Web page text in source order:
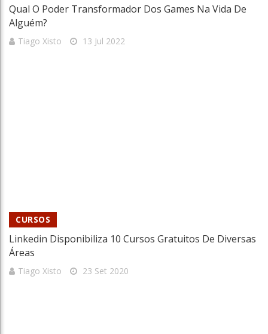
Qual O Poder Transformador Dos Games Na Vida De
Alguém?
Tiago Xisto 13 Jul 2022
CURSOS
Linkedin Disponibiliza 10 Cursos Gratuitos De Diversas
Áreas
Tiago Xisto 23 Set 2020